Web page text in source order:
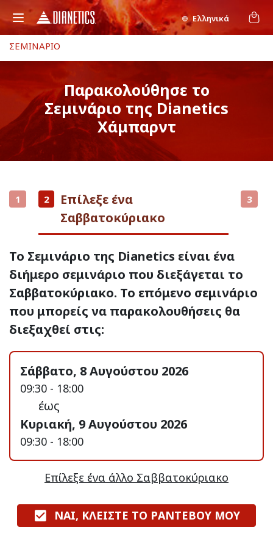
Ελληνικά
ΣΕΜΙΝΑΡΙΟ
Παρακολούθησε το
Σεμινάριο της Dianetics
Χάμπαρντ
1 2
Επίλεξε ένα
Σαββατοκύριακο
3
Το Σεμινάριο της Dianetics είναι ένα
διήμερο σεμινάριο που διεξάγεται το
Σαββατοκύριακο. Το επόμενο σεμινάριο
που μπορείς να παρακολουθήσεις θα
διεξαχθεί στις:
Σάββατο, 8 Αυγούστου 2026
09:30 - 18:00
έως
Κυριακή, 9 Αυγούστου 2026
09:30 - 18:00
Επίλεξε ένα άλλο Σαββατοκύριακο
ΝΑΙ, ΚΛΕΙΣΤΕ ΤΟ ΡΑΝΤΕΒΟΥ ΜΟΥ